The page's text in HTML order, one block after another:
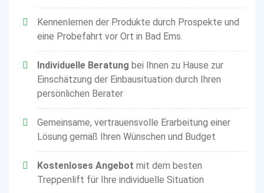
Kennenlernen der Produkte durch Prospekte und
eine Probefahrt vor Ort in Bad Ems.
Individuelle Beratung bei Ihnen zu Hause zur
Einschätzung der Einbausituation durch Ihren
persönlichen Berater
Gemeinsame, vertrauensvolle Erarbeitung einer
Lösung gemäß Ihren Wünschen und Budget
Kostenloses Angebot mit dem besten
Treppenlift für Ihre individuelle Situation